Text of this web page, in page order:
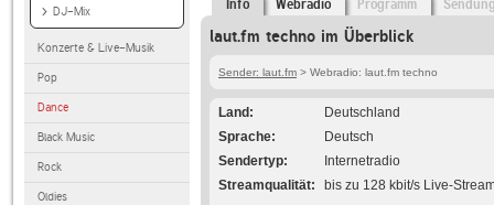
DJ-Mix
Konzerte & Live-Musik
Pop
Dance
Black Music
Rock
Oldies
Info Webradio Programm
laut.fm techno im Überblick
Sender: laut.fm > Webradio: laut.fm techno
Land
Deutschland
Sprache
Deutsch
Sendertyp
Internetradio
Streamqualität
bis zu 128 kbit/s Live-